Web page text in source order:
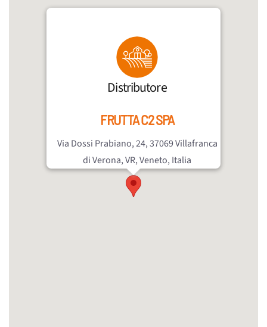
Distributore
FRUTTA C2 SPA
Via Dossi Prabiano, 24, 37069 Villafranca
di Verona, VR, Veneto, Italia